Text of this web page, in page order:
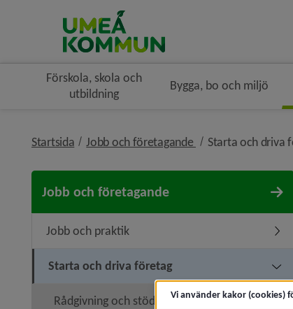
Förskola, skola och
utbildning
Bygga, bo och miljö
Startsida Jobb och företagande nivå i
Starta och driva
Jobb och företagande
Jobb och praktik
Starta och driva företag
Rådgivning och stöd Vi använder kakor (cookies)